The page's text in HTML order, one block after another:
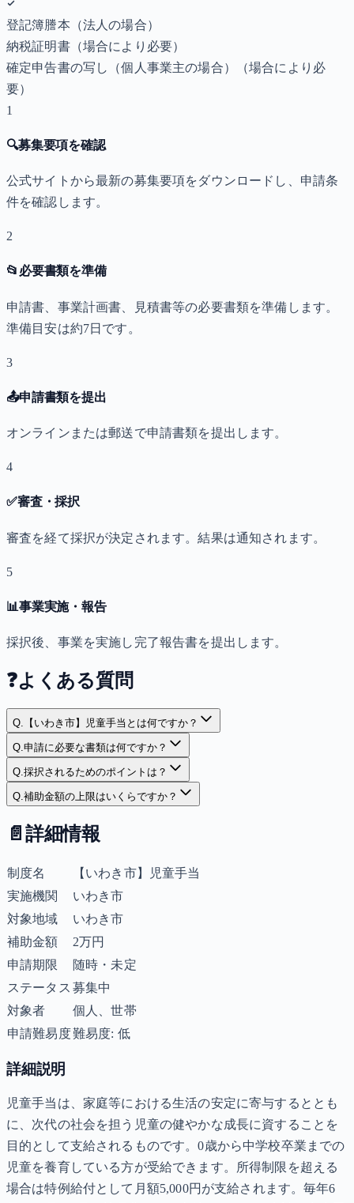
登記簿謄本（法人の場合）
納税証明書（場合により必要）
確定申告書の写し（個人事業主の場合）
（場合により必
要）
1
🔍募集要項を確認
公式サイトから最新の募集要項をダウンロードし、申請条
件を確認します。
2
📂 必要書類を準備
申請書、事業計画書、見積書等の必要書類を準備します。
準備目安は約7日です。
3
📤申請書類を提出
オンラインまたは郵送で申請書類を提出します。
4
✅審査・採択
審査を経て採択が決定されます。結果は通知されます。
5
📊事業実施・報告
採択後、事業を実施し完了報告書を提出します。
❓よくある質問
Q. 【いわき市】児童手当とは何ですか？
Q.申請に必要な書類は何ですか？
Q.採択されるためのポイントは？
Q.補助金額の上限はいくらですか？
📄 詳細情報
制度名
【いわき市】児童手当
実施機関
いわき市
対象地域
いわき市
補助金額
2万円
申請期限
随時・未定
ステータス 募集中
対象者
個人、世帯
申請難易度難易度: 低
詳細説明
児童手当は、家庭等における生活の安定に寄与するととも
に、次代の社会を担う児童の健やかな成長に資することを
目的として支給されるものです。0歳から中学校卒業までの
児童を養育している方が受給できます。所得制限を超える
場合は特例給付として月額5,000円が支給されます。毎年6